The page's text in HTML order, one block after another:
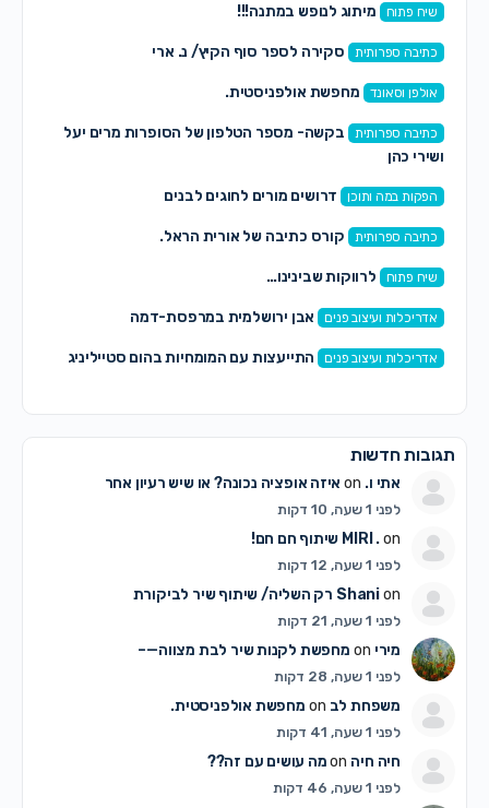
שיח פתוח מיתוג לנופש במתנה!!!
כתיבה ספרותית סקירה לספר סוף הקיץ/ נ. ארי
אולפן וסאונד מחפשת אולפניסטית.
כתיבה ספרותית
בקשה- מספר הטלפון של הסופרות מרים יעל
ושירי כהן
הפקות במה ותוכן דרושים מורים לחוגים לבנים
כתיבה ספרותית קורס כתיבה של אורית הראל.
שיח פתוח לרווקות שבינינו…
אדריכלות ועיצוב פנים אבן ירושלמית במרפסת-דמה
אדריכלות ועיצוב פנים התייעצות עם המומחיות בהום סטייליניג
תגובות חדשות
אתי ו.on איזה אופציה נכונה? או שיש רעיון אחר
לפני 1 שעה, 10 דקות
MIRI .on שיתוף חם חם!
לפני 1 שעה, 12 דקות
Shanion רק השליה/ שיתוף שיר לביקורת
לפני 1 שעה, 21 דקות
מיריon מחפשת לקנות שיר לבת מצווה—–
לפני 1 שעה, 28 דקות
משפחת לבon מחפשת אולפניסטית.
לפני 1 שעה, 41 דקות
חיה חיהon מה עושים עם זה??
לפני 1 שעה, 46 דקות